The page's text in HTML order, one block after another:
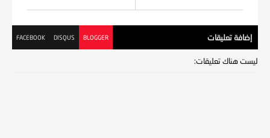
إضافة تعليقات BLOGGER
DISQUS
FACEBOOK
ليست هناك تعليقات: